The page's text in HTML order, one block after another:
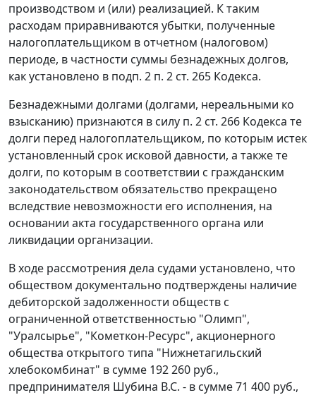
производством и (или) реализацией. К таким
расходам приравниваются убытки, полученные
налогоплательщиком в отчетном (налоговом)
периоде, в частности суммы безнадежных долгов,
как установлено в подп. 2 п. 2 ст. 265 Кодекса.
Безнадежными долгами (долгами, нереальными ко
взысканию) признаются в силу п. 2 ст. 266 Кодекса те
долги перед налогоплательщиком, по которым истек
установленный срок исковой давности, а также те
долги, по которым в соответствии с гражданским
законодательством обязательство прекращено
вследствие невозможности его исполнения, на
основании акта государственного органа или
ликвидации организации.
В ходе рассмотрения дела судами установлено, что
обществом документально подтверждены наличие
дебиторской задолженности обществ с
ограниченной ответственностью "Олимп",
"Уралсырье", "Кометкон-Ресурс", акционерного
общества открытого типа "Нижнетагильский
хлебокомбинат" в сумме 192 260 руб.,
предпринимателя Шубина B.C. - в сумме 71 400 руб.,